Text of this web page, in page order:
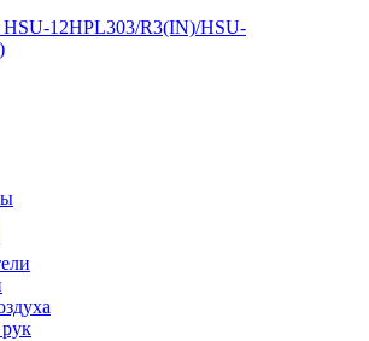
12HPL303/R3(IN)/HSU-